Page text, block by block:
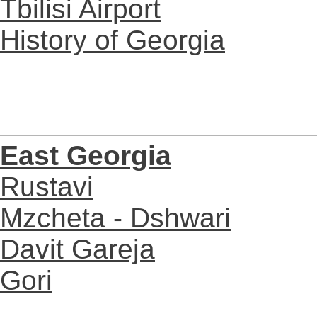
Tbilisi Airport
History of Georgia
East Georgia
Rustavi
Mzcheta - Dshwari
Davit Gareja
Gori